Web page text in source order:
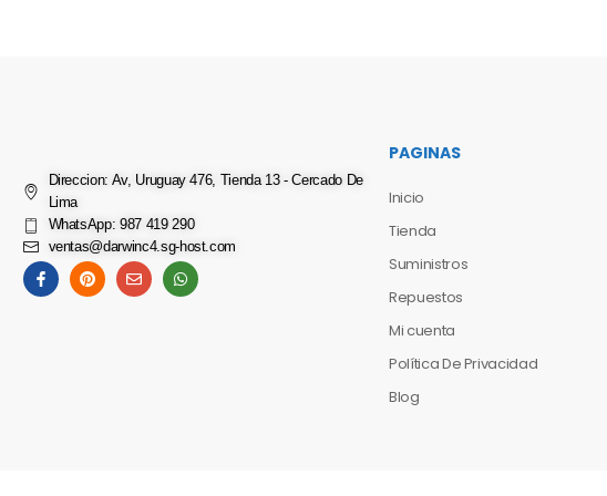
Direccion: Av, Uruguay 476, Tienda 13 - Cercado De
Lima
WhatsApp: 987 419 290
ventas@darwinc4.sg-host.com
PAGINAS
Inicio
Tienda
Suministros
Repuestos
Mi cuenta
Política De Privacidad
Blog